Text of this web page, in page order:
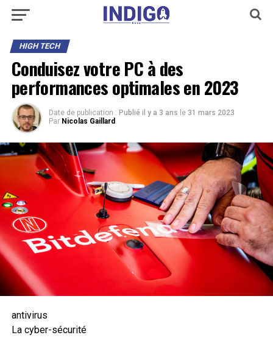
HIGH TECH
Conduisez votre PC à des
performances optimales en 2023
Date de publication : Publié il y a 3 ans le 31 mars 2023
Par Nicolas Gaillard
antivirus
La cyber-sécurité